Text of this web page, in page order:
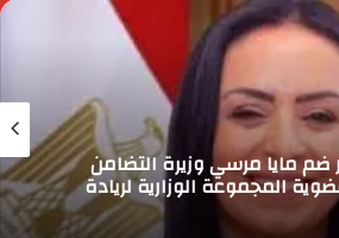
ضم مايا مرسي وزيرة التضامن
المجموعة الوزارية لريادة